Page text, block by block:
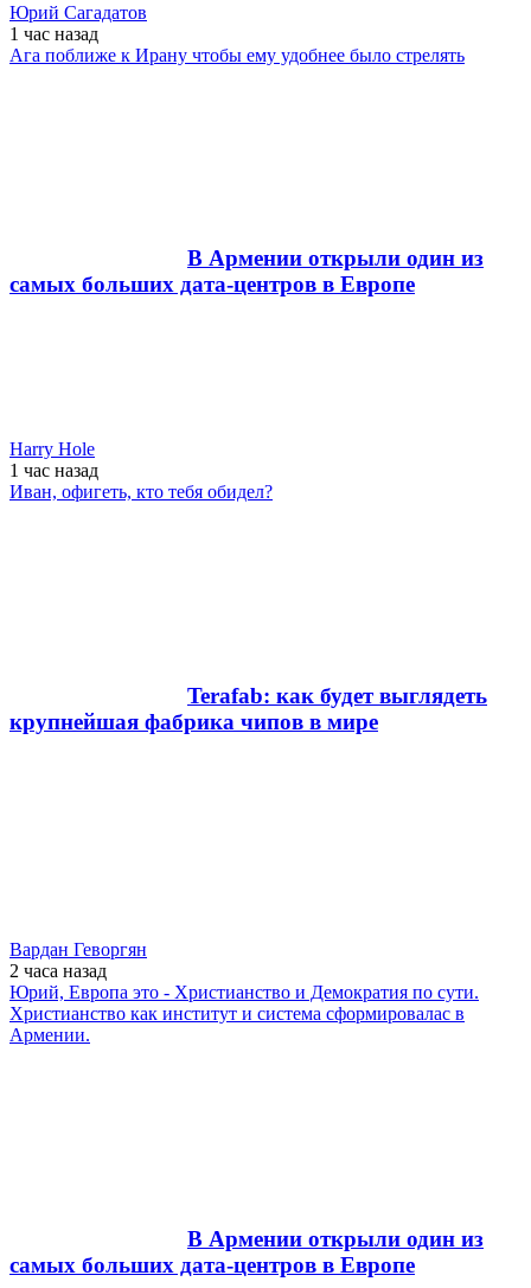
Юрий Сагадатов
1 час назад
Ага поближе к Ирану чтобы ему удобнее было стрелять
В Армении открыли один из
самых больших дата-центров в Европе
Harry Hole
1 час назад
Иван, офигеть, кто тебя обидел?
Terafab: как будет выглядеть
крупнейшая фабрика чипов в мире
Вардан Геворгян
2 часа назад
Юрий, Европа это - Христианство и Демократия по сути.
Христианство как институт и система сформировалас в
Армении.
В Армении открыли один из
самых больших дата-центров в Европе